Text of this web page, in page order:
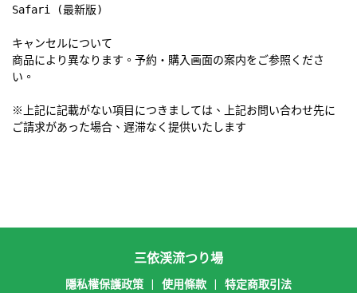
Safari (最新版)
キャンセルについて
商品により異なります。予約・購入画面の案内をご参照くださ
い。
※上記に記載がない項目につきましては、上記お問い合わせ先に
ご請求があった場合、遅滞なく提供いたします
三依渓流つり場
隱私權保護政策 使用條款 特定商取引法